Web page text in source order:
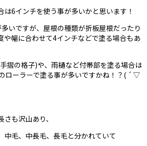
は6インチを使う事が多いかと思います！
いですが、屋根の種類が折板屋根だったり
や幅に合わせて4インチなどで塗る場合もあ
摺の格子)や、雨樋など付帯部を塗る場合は
ローラーで塗る事が多いですかね！？( ´ ▽
も沢山あり、
中毛、中長毛、長毛と分かれていて